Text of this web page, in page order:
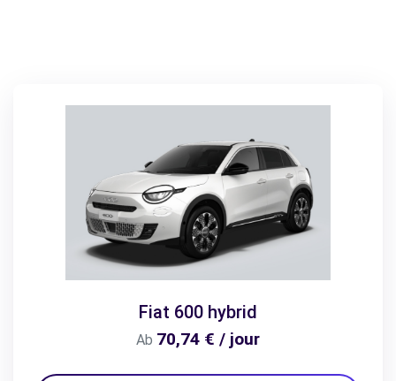
Fiat 600 hybrid
Ab 70,74 € / jour